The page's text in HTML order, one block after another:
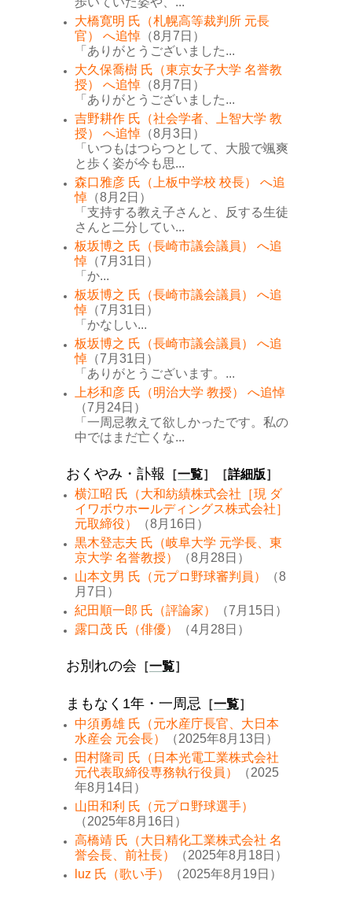
大橋寛明 氏（札幌高等裁判所 元長
官） へ追悼 （8月7日）
「ありがとうございました...
大久保喬樹 氏（東京女子大学 名誉教
授） へ追悼 （8月7日）
「ありがとうございました...
吉野耕作 氏（社会学者、上智大学 教
授） へ追悼 （8月3日）
「いつもはつらつとして、大股で颯爽
と歩く姿が今も思...
森口雅彦 氏（上板中学校 校長） へ追
悼 （8月2日）
「支持する教え子さんと、反する生徒
さんと二分してい...
板坂博之 氏（長崎市議会議員） へ追
悼 （7月31日）
「か...
板坂博之 氏（長崎市議会議員） へ追
悼 （7月31日）
「かなしい...
板坂博之 氏（長崎市議会議員） へ追
悼 （7月31日）
「ありがとうございます。...
上杉和彦 氏（明治大学 教授） へ追悼
（7月24日）
「一周忌教えて欲しかったです。私の
中ではまだ亡くな...
おくやみ・訃報 ［一覧］［詳細版］
横江昭 氏（大和紡績株式会社［現 ダ
イワボウホールディングス株式会社］
元取締役）
（8月16日）
黒木登志夫 氏（岐阜大学 元学長、東
京大学 名誉教授）
（8月28日）
山本文男 氏（元プロ野球審判員）
（8
月7日）
紀田順一郎 氏（評論家）
（7月15日）
露口茂 氏（俳優）
（4月28日）
お別れの会 ［一覧］
まもなく1年・一周忌 ［一覧］
中須勇雄 氏（元水産庁長官、大日本
水産会 元会長）
（2025年8月13日）
田村隆司 氏（日本光電工業株式会社
元代表取締役専務執行役員）
（2025
年8月14日）
山田和利 氏（元プロ野球選手）
（2025年8月16日）
高橋靖 氏（大日精化工業株式会社 名
誉会長、前社長）
（2025年8月18日）
luz 氏（歌い手）
（2025年8月19日）